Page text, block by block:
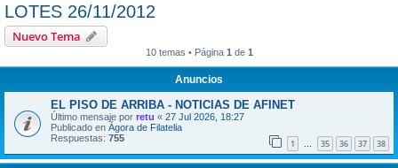
LOTES 26/11/2012
Nuevo Tema
10 temas • Página 1 de 1
Anuncios
EL PISO DE ARRIBA - NOTICIAS DE AFINET
Último mensaje por retu « 27 Jul 2026, 18:27
Publicado en Ágora de Filatelia
Respuestas: 755 1 … 35 36 37 38